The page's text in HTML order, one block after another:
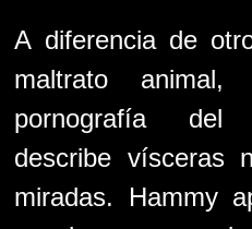
A diferencia de
maltrato
pornografía del
describe vísceras
miradas. Hammy